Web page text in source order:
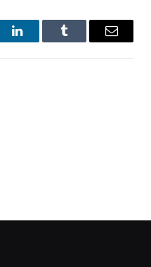
LinkedInTumblr Email